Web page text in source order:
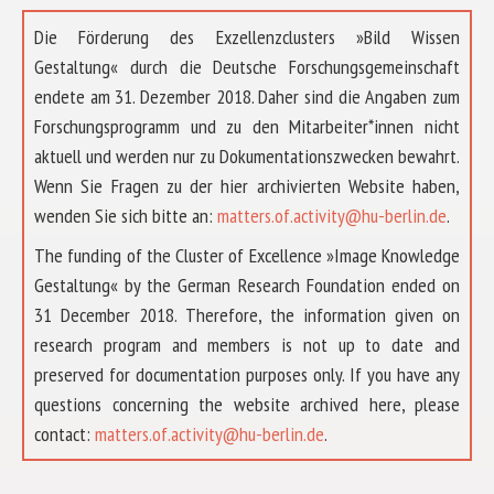
Die Förderung des Exzellenzclusters »Bild Wissen
Gestaltung« durch die Deutsche Forschungsgemeinschaft
endete am 31. Dezember 2018. Daher sind die Angaben zum
Forschungsprogramm und zu den Mitarbeiter*innen nicht
aktuell und werden nur zu Dokumentationszwecken bewahrt.
Wenn Sie Fragen zu der hier archivierten Website haben,
wenden Sie sich bitte an: matters.of.activity@hu-berlin.de.
The funding of the Cluster of Excellence »Image Knowledge
Gestaltung« by the German Research Foundation ended on
31 December 2018. Therefore, the information given on
research program and members is not up to date and
preserved for documentation purposes only. If you have any
questions concerning the website archived here, please
contact: matters.of.activity@hu-berlin.de.
ÜBER UNS